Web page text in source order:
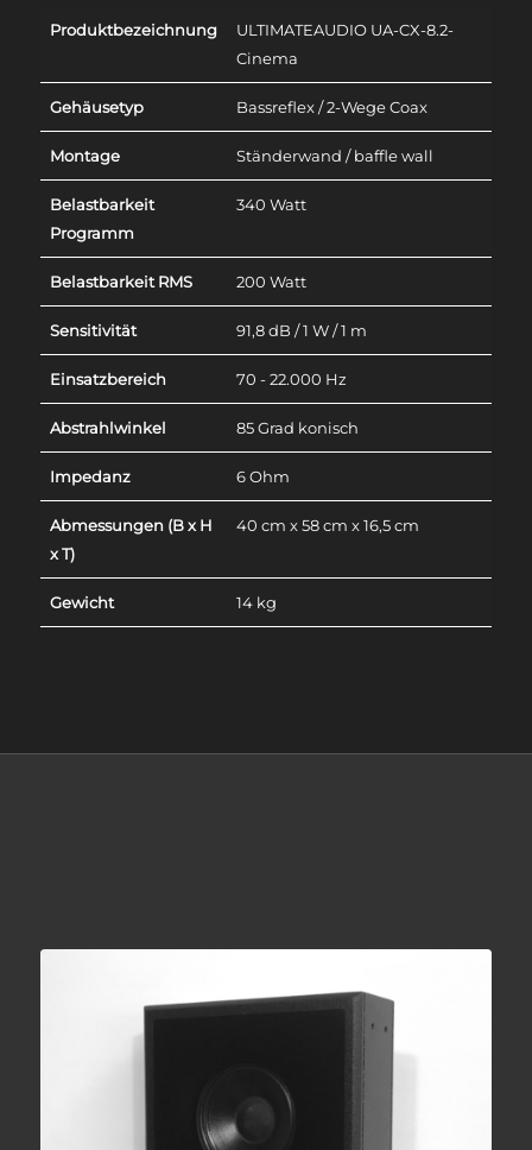
Produktbezeichnung
ULTIMATEAUDIO UA-CX-8.2-
Cinema
Gehäusetyp Bassreflex / 2-Wege Coax
Montage Ständerwand / baffle wall
Belastbarkeit
Programm
340 Watt
Belastbarkeit RMS 200 Watt
Sensitivität 91,8 dB / 1 W / 1 m
Einsatzbereich 70 - 22.000 Hz
Abstrahlwinkel 85 Grad konisch
Impedanz 6 Ohm
Abmessungen (B x H
x T)
40 cm x 58 cm x 16,5 cm
Gewicht 14 kg